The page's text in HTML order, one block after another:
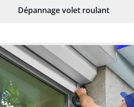
Dépannage volet roulant